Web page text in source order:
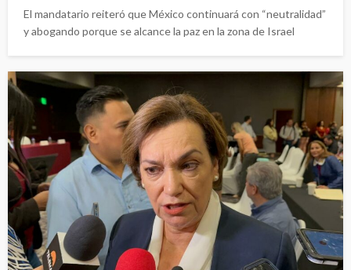
El mandatario reiteró que México continuará con “neutralidad”
y abogando porque se alcance la paz en la zona de Israel